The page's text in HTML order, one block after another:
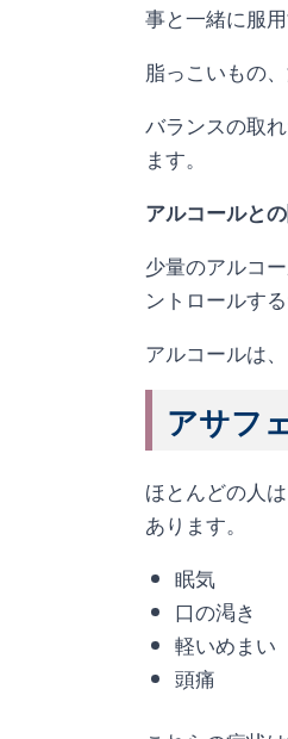
事と一緒に服
脂っこいもの
バランスの取
ます。
アルコールと
少量のアルコ
ントロールす
アルコールは
アサフ
ほとんどの人
あります。
眠気
口の渇き
軽いめまい
頭痛